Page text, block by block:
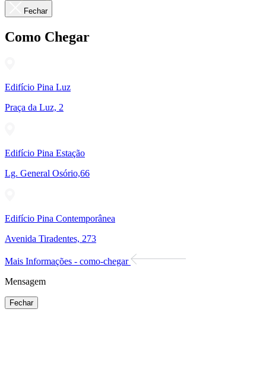
Fechar
Como Chegar
Edifício Pina Luz
Praça da Luz, 2
Edifício Pina Estação
Lg. General Osório,66
Edifício Pina Contemporânea
Avenida Tiradentes, 273
Mais Informações - como-chegar
Mensagem
Fechar